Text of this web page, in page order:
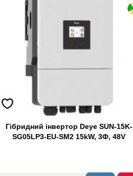
Гібридний інвертор Deye SUN-15K-
SG05LP3-EU-SM2 15kW, 3Ф, 48V